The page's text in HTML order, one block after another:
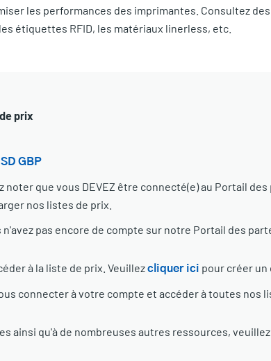
les performances des imprimantes. Consultez
étiquettes RFID, les matériaux linerless, etc.
prix
GBP
noter que vous DEVEZ être connecté(e) au Portail
nos listes de prix.
n'avez pas encore de compte sur notre Portail des
à la liste de prix. Veuillezcliquer ici pour créer un
connecter à votre compte et accéder à toutes nos
ainsi qu'à de nombreuses autres ressources, veuillez